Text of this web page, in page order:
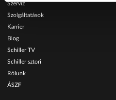
Szerviz
Szolgáltatások
Karrier
Blog
Schiller TV
Schiller sztori
Rólunk
ÁSZF